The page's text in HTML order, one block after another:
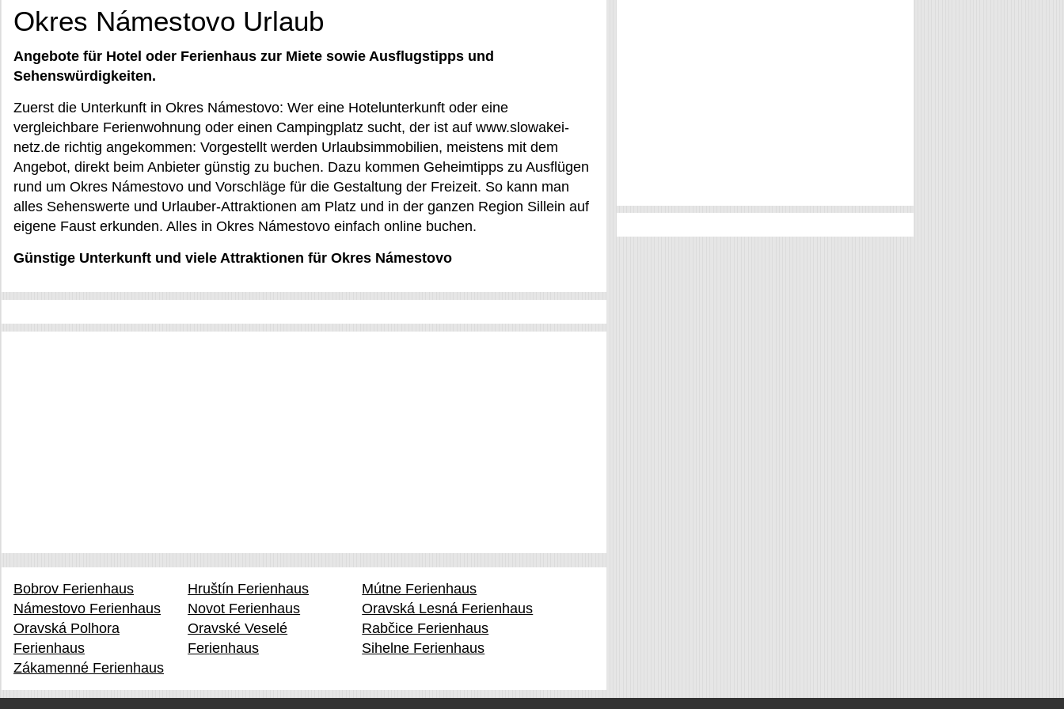
Okres Námestovo Urlaub
Angebote für Hotel oder Ferienhaus zur Miete sowie Ausflugstipps und
Sehenswürdigkeiten.
Zuerst die Unterkunft in Okres Námestovo: Wer eine Hotelunterkunft oder eine
vergleichbare Ferienwohnung oder einen Campingplatz sucht, der ist auf www.slowakei-
netz.de richtig angekommen: Vorgestellt werden Urlaubsimmobilien, meistens mit dem
Angebot, direkt beim Anbieter günstig zu buchen. Dazu kommen Geheimtipps zu Ausflügen
rund um Okres Námestovo und Vorschläge für die Gestaltung der Freizeit. So kann man
alles Sehenswerte und Urlauber-Attraktionen am Platz und in der ganzen Region Sillein auf
eigene Faust erkunden. Alles in Okres Námestovo einfach online buchen.
Günstige Unterkunft und viele Attraktionen für Okres Námestovo
Bobrov Ferienhaus Hruštín Ferienhaus
Mútne Ferienhaus
Námestovo Ferienhaus
Novot Ferienhaus
Oravská Lesná Ferienhaus
Oravská Polhora
Ferienhaus
Oravské Veselé
Ferienhaus
Rabčice Ferienhaus
Sihelne Ferienhaus
Zákamenné Ferienhaus